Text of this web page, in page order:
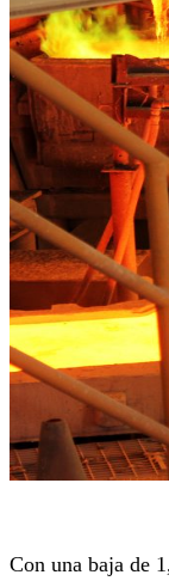
Con una baja de